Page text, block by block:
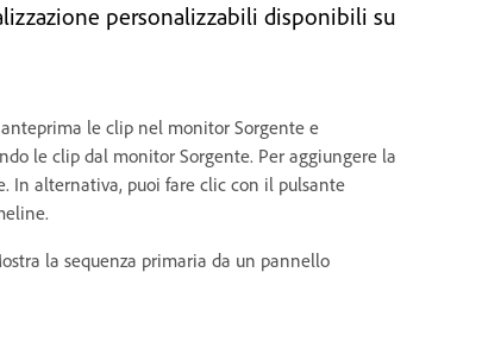
personalizzabili disponibili su
le clip nel monitor Sorgente e
le clip dal monitor Sorgente. Per aggiungere la
In alternativa, puoi fare clic con il pulsante
la sequenza primaria da un pannello